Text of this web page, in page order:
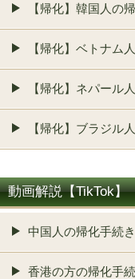
【帰化】韓国人の
【帰化】ベトナム
【帰化】ネパール
【帰化】ブラジル
動画解説【TikTok】
中国人の帰化手続き
香港の方の帰化手